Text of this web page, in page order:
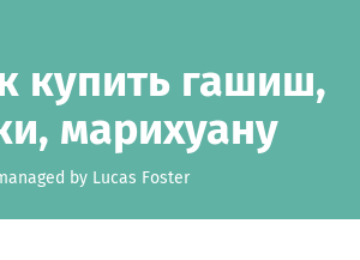
купить гашиш,
марихуану
by Lucas Foster